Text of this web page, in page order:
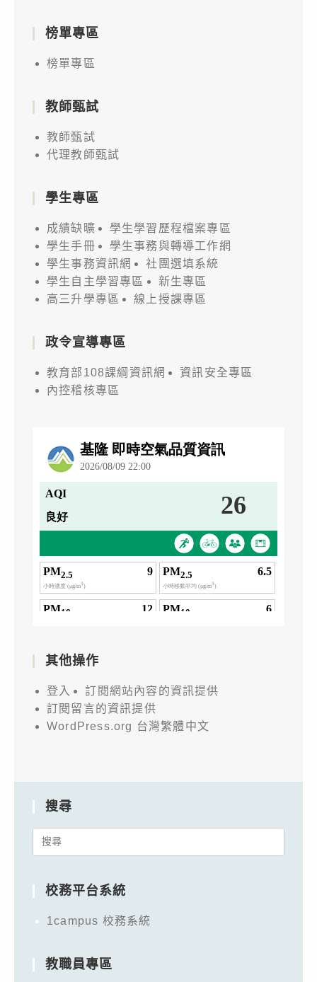
榜單專區
榜單專區
教師甄試
教師甄試
代理教師甄試
學生專區
成績缺曠
學生學習歷程檔案專區
學生手冊
學生事務與轉導工作網
學生事務資訊網
社團選填系統
學生自主學習專區
新生專區
高三升學專區
線上授課專區
政令宣導專區
教育部108課綱資訊網
資訊安全專區
內控稽核專區
其他操作
登入
訂閱網站內容的資訊提供
訂閱留言的資訊提供
WordPress.org 台灣繁體中文
搜尋
Search
校務平台系統
1campus 校務系統
教職員專區